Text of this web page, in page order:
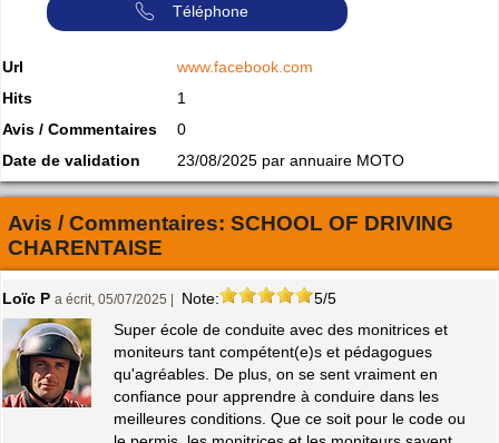
Téléphone
Url
www.facebook.com
Hits
1
Avis / Commentaires
0
Date de validation
23/08/2025 par annuaire MOTO
Avis / Commentaires: SCHOOL OF DRIVING
CHARENTAISE
Loïc P a écrit, 05/07/2025 | Note:
5/5
Super école de conduite avec des monitrices et
moniteurs tant compétent(e)s et pédagogues
qu'agréables. De plus, on se sent vraiment en
confiance pour apprendre à conduire dans les
meilleures conditions. Que ce soit pour le code ou